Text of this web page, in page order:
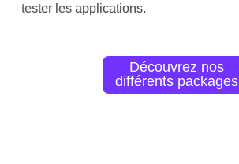
tester les applications.
Découvrez nos
différents packages